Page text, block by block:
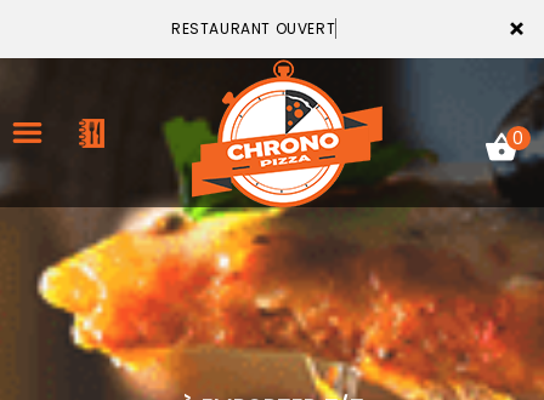
×
RESTAURANT OUVERT
ACCUEIL
LA CARTE
VOTRE COMPTE
0